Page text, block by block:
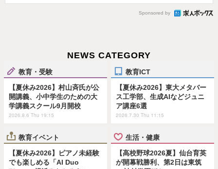
Sponsored by
NEWS CATEGORY
教育・受験
【夏休み2026】村山斉氏が公
開講義、小中学生のための大
学講義スクール9月開校
2026.8.6 Thu 19:15
教育ICT
【夏休み2026】東大メタバー
ス工学部、生成AIなどジュニ
ア講座6選
2026.7.30 Thu 11:15
教育イベント
【夏休み2026】ピアノ未経験
でも楽しめる「AI Duo
生活・健康
【高校野球2026夏】仙台育英
が開幕戦勝利、第2日は東筑